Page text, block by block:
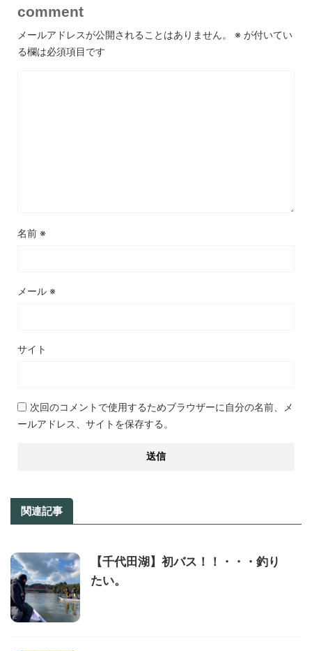
comment
メールアドレスが公開されることはありません。 ※ が付いてい
る欄は必須項目です
名前 ※
メール ※
サイト
次回のコメントで使用するためブラウザーに自分の名前、メ
ールアドレス、サイトを保存する。
関連記事
【千代田湖】初バス！！・・・釣り
たい。